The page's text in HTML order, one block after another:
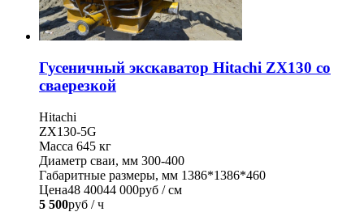
Гусеничный экскаватор Hitachi ZX130 со
сваерезкой
Hitachi
ZX130-5G
Масса 645 кг
Диаметр сваи, мм 300-400
Габаритные размеры, мм 1386*1386*460
Цена48 40044 000руб / см
5 500руб / ч